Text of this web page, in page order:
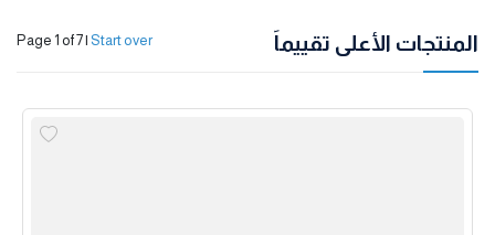
المنتجات الأعلى تقييماً Page 1 of 7| Start over